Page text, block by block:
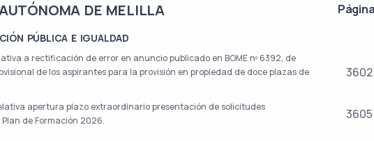
DE MELILLA
PÚBLICA E IGUALDAD
a rectificación de error en anuncio publicado en BOME nº 6392, de
de los aspirantes para la provisión en propiedad de doce plazas de
3602
apertura plazo extraordinario presentación de solicitudes
de Formación 2026.
3605